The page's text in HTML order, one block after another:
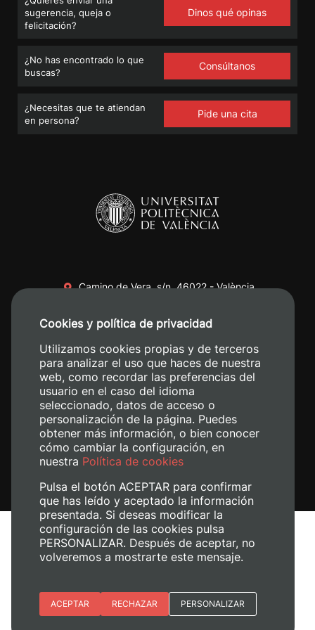
sugerencia, queja o
felicitación?
Dinos qué opinas
¿No has encontrado lo que
buscas?
Consúltanos
¿Necesitas que te atiendan
en persona?
Pide una cita
Camino de Vera, s/n. 46022 - València
+34 620 04 00 50
Aviso legal
Política de cookies
Gestionar cookies
Cookies y política de privacidad
Utilizamos cookies propias y de terceros
para analizar el uso que haces de nuestra
web, como recordar las preferencias del
usuario en el caso del idioma
seleccionado, datos de acceso o
personalización de la página. Puedes
obtener más información, o bien conocer
cómo cambiar la configuración, en
nuestra Política de cookies
Pulsa el botón ACEPTAR para confirmar
que has leído y aceptado la información
presentada. Si deseas modificar la
configuración de las cookies pulsa
PERSONALIZAR. Después de aceptar, no
volveremos a mostrarte este mensaje.
Esenciales
ACEPTAR RECHAZAR PERSONALIZAR